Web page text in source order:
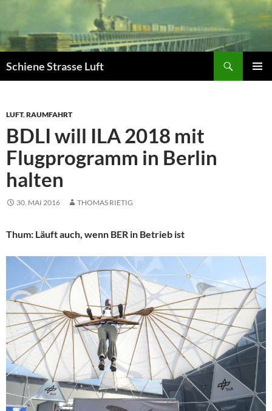
springen
Schiene Strasse Luft
LUFT,RAUMFAHRT
BDLI will ILA 2018 mit
Flugprogramm in Berlin
halten
30. MAI 2016 THOMAS RIETIG
Thum: Läuft auch, wenn BER in Betrieb ist